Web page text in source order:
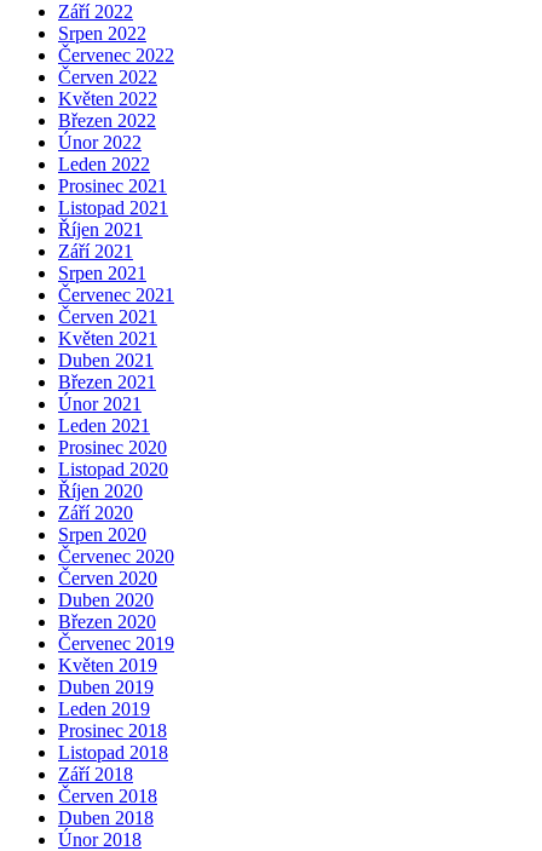
Září 2022
Srpen 2022
Červenec 2022
Červen 2022
Květen 2022
Březen 2022
Únor 2022
Leden 2022
Prosinec 2021
Listopad 2021
Říjen 2021
Září 2021
Srpen 2021
Červenec 2021
Červen 2021
Květen 2021
Duben 2021
Březen 2021
Únor 2021
Leden 2021
Prosinec 2020
Listopad 2020
Říjen 2020
Září 2020
Srpen 2020
Červenec 2020
Červen 2020
Duben 2020
Březen 2020
Červenec 2019
Květen 2019
Duben 2019
Leden 2019
Prosinec 2018
Listopad 2018
Září 2018
Červen 2018
Duben 2018
Únor 2018